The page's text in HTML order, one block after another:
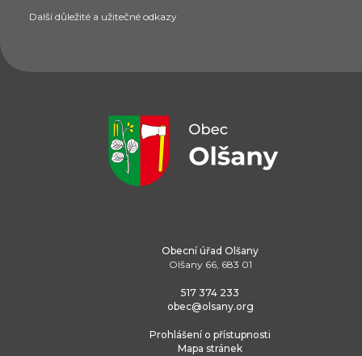
Další důležité a užitečné odkazy
Obecní úřad Olšany
Olšany 66, 683 01
517 374 233
obec@olsany.org
Prohlášení o přístupnosti
Mapa stránek